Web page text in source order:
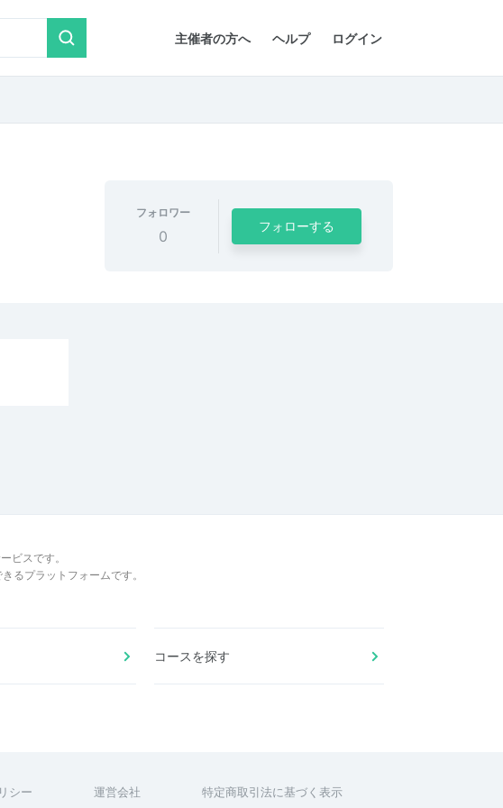
主催者の方へ ヘルプ ログイン
フォロワー
0
フォローする
ビスです。
るプラットフォームです。
コースを探す
シー 運営会社 特定商取引法に基づく表示